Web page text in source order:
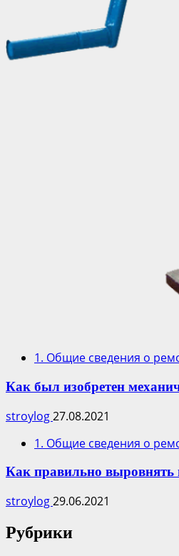
1. Общие сведения о
Как был изобретен
stroylog27.08.2021
1. Общие сведения о
Как правильно выровнять
stroylog29.06.2021
Рубрики